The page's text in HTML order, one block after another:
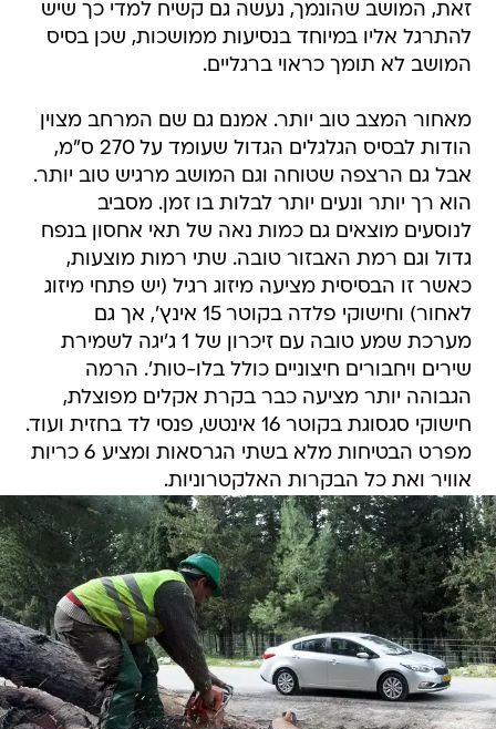
זאת, המושב שהונמך, נעשה גם קשיח למדי כך שיש
להתרגל אליו במיוחד בנסיעות ממושכות, שכן בסיס
המושב לא תומך כראוי ברגליים.
מאחור המצב טוב יותר. אמנם גם שם המרחב מצוין
הודות לבסיס הגלגלים הגדול שעומד על 270 ס"מ,
אבל גם הרצפה שטוחה וגם המושב מרגיש טוב יותר.
הוא רך יותר ונעים יותר לבלות בו זמן. מסביב
לנוסעים מוצאים גם כמות נאה של תאי אחסון בנפח
גדול וגם רמת האבזור טובה. שתי רמות מוצעות,
כאשר זו הבסיסית מציעה מיזוג רגיל (יש פתחי מיזוג
לאחור) וחישוקי פלדה בקוטר 15 אינץ', אך גם
מערכת שמע טובה עם זיכרון של 1 ג'יגה לשמירת
שירים ויחבורים חיצוניים כולל בלו-טות'. הרמה
הגבוהה יותר מציעה כבר בקרת אקלים מפוצלת,
חישוקי סגסוגת בקוטר 16 אינטש, פנסי לד בחזית ועוד.
מפרט הבטיחות מלא בשתי הגרסאות ומציע 6 כריות
אוויר ואת כל הבקרות האלקטרוניות.